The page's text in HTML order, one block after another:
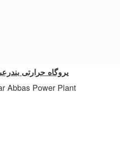
یروگاه حرارتی
Abbas Power Plant